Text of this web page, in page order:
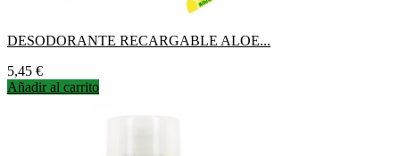
DESODORANTE RECARGABLE ALOE...
Precio
5,45 €
Añadir al carrito